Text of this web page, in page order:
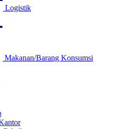
Logistik
Makanan/Barang Konsumsi